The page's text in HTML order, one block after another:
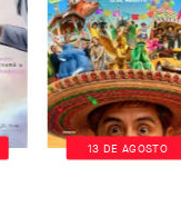
13 DE AGOSTO